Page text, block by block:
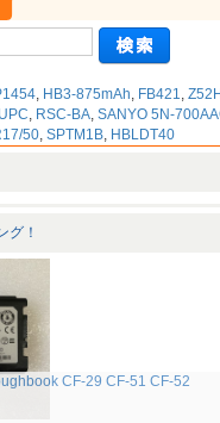
, HB3-875mAh, FB421,
, RSC-BA, SANYO 5N-
50, SPTM1B, HBLDT40
グ！
CF-29 CF-51 CF-52